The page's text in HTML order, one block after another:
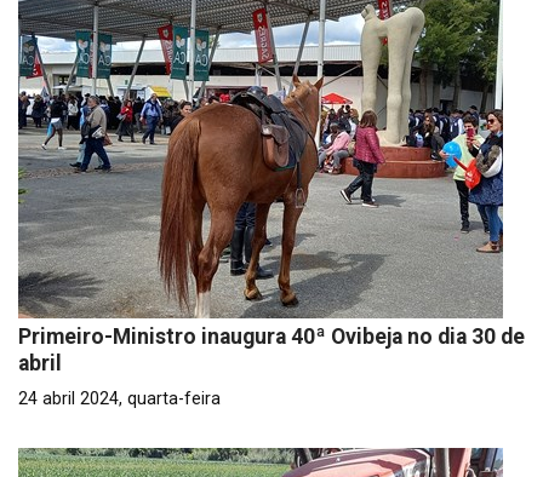
Primeiro-Ministro inaugura 40ª Ovibeja no dia 30 de
abril
24 abril 2024, quarta-feira